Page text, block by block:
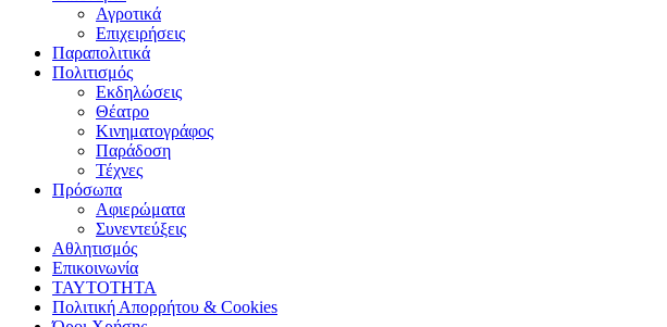
Αγροτικά
Επιχειρήσεις
Παραπολιτικά
Πολιτισμός
Εκδηλώσεις
Θέατρο
Κινηματογράφος
Παράδοση
Τέχνες
Πρόσωπα
Αφιερώματα
Συνεντεύξεις
Αθλητισμός
Επικοινωνία
ΤΑΥΤΟΤΗΤΑ
Πολιτική Απορρήτου & Cookies